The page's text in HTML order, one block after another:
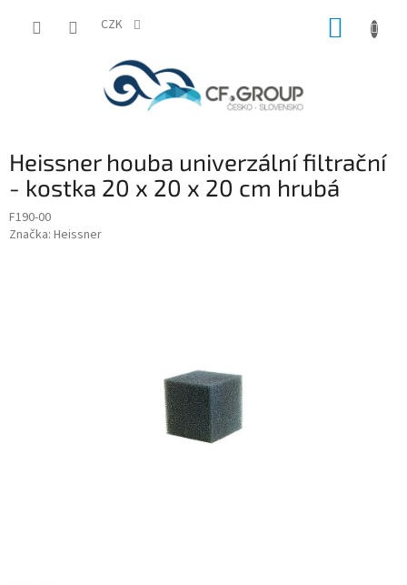
CZK
Heissner houba univerzální filtrační
- kostka 20 x 20 x 20 cm hrubá
F190-00
Značka: Heissner